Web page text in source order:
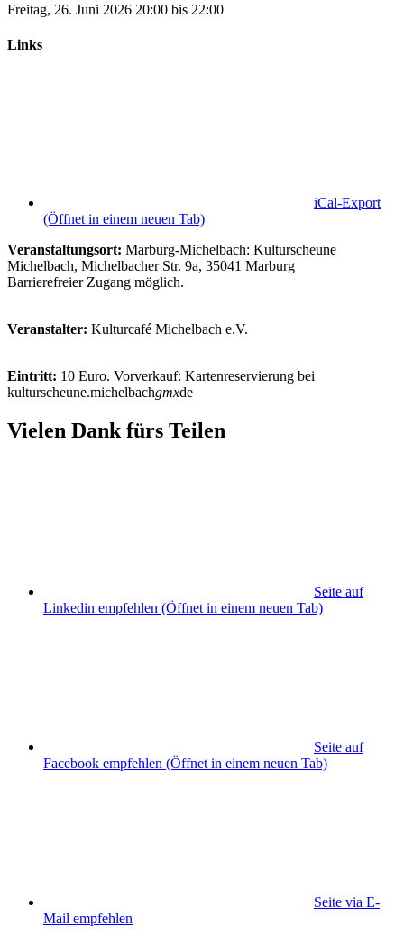
Freitag, 26. Juni 2026 20:00 bis 22:00
Links
iCal-Export
(Öffnet in einem neuen Tab)
Veranstaltungsort: Marburg-Michelbach: Kulturscheune
Michelbach, Michelbacher Str. 9a, 35041 Marburg
Barrierefreier Zugang möglich.
Veranstalter: Kulturcafé Michelbach e.V.
Eintritt: 10 Euro. Vorverkauf: Kartenreservierung bei
kulturscheune.michelbachgmxde
Vielen Dank fürs Teilen
Seite auf
Linkedin empfehlen (Öffnet in einem neuen Tab)
Seite auf
Facebook empfehlen (Öffnet in einem neuen Tab)
Seite via E-
Mail empfehlen